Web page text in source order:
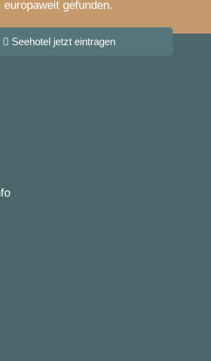
europaweit gefunden.
Seehotel jetzt eintragen